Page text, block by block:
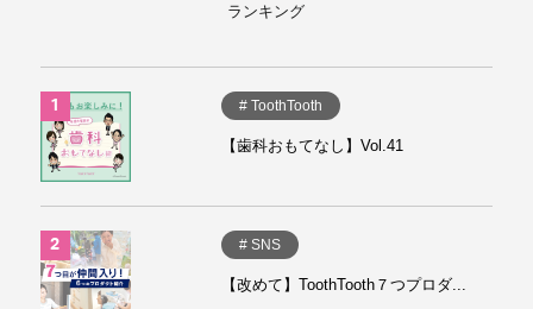
ランキング
# ToothTooth
【歯科おもてなし】Vol.41
# SNS
【改めて】ToothTooth７つプロダ...